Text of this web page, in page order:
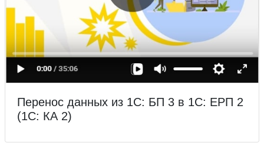
Перенос данных из 1С: БП 3 в 1С: ЕРП 2
(1С: КА 2)